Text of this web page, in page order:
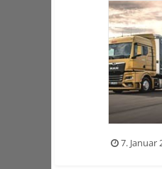
7. Januar